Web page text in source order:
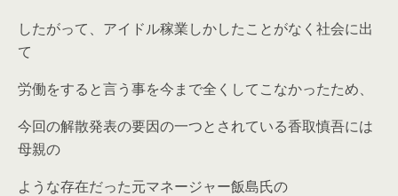
したがって、アイドル稼業しかしたことがなく社会に出
て
労働をすると言う事を今まで全くしてこなかったため、
今回の解散発表の要因の一つとされている香取慎吾には
母親の
ような存在だった元マネージャー飯島氏の